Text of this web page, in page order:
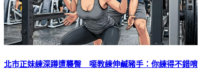
北市正妹練深蹲遭襲臀 噁教練伸鹹豬手：你練得不錯唷